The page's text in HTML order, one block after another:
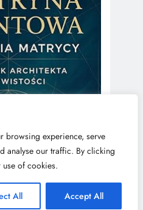
browsing experience, serve
analyse our traffic. By clicking
of cookies.
All Accept All